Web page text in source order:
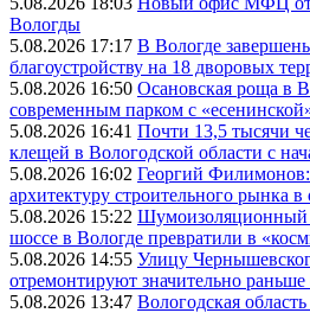
Вологды
5.08.2026 17:17 В Вологде
благоустройству на 18 дворовых
5.08.2026 16:50 Осановская роща в
современным парком с
5.08.2026 16:41 Почти 13,5 тысячи
клещей в Вологодской области с
5.08.2026 16:02 Георгий
архитектуру строительного рынка в
5.08.2026 15:22 Шумоизоляционный
шоссе в Вологде превратили в
5.08.2026 14:55 Улицу
отремонтируют значительно раньше
5.08.2026 13:47 Вологодская